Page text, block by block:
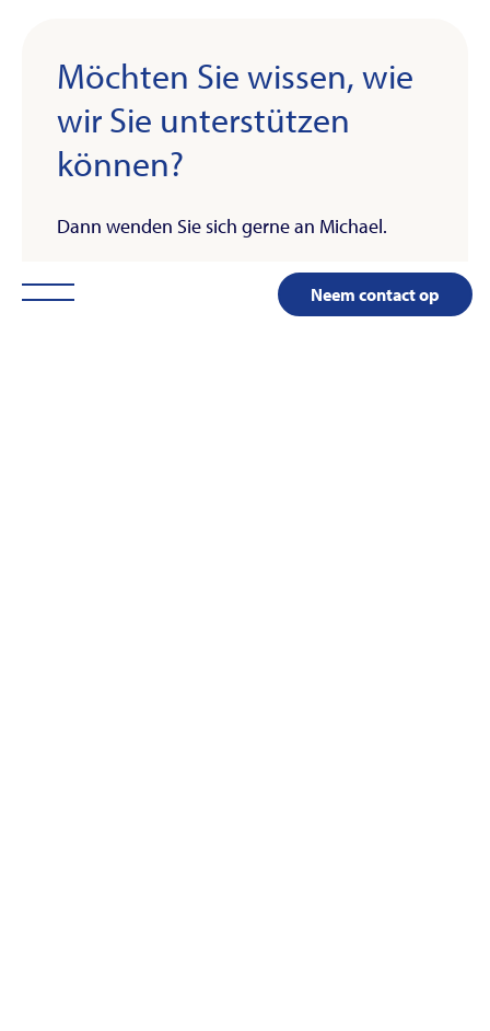
Neem contact op
Möchten Sie wissen, wie
wir Sie unterstützen
können?
Dann wenden Sie sich gerne an Michael.